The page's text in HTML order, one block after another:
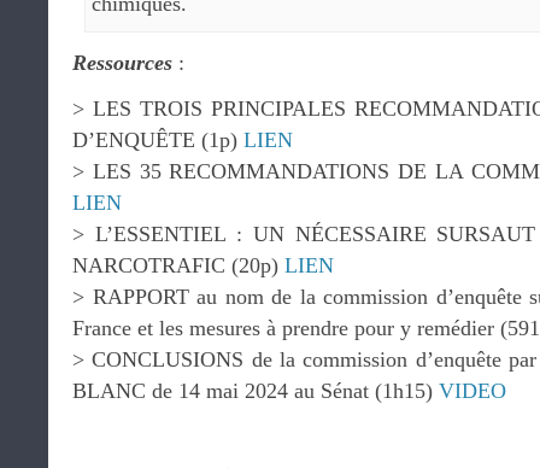
Ressources :
> LES TROIS PRINCIPALES
D’ENQUÊTE (1p) LIEN
> LES 35 RECOMMANDATIONS DE LA
LIEN
> L’ESSENTIEL : UN NÉCESSAIRE
NARCOTRAFIC (20p) LIEN
> RAPPORT au nom de la commission d’enquête
France et les mesures à prendre pour y remédier
> CONCLUSIONS de la commission d’enquête
BLANC de 14 mai 2024 au Sénat (1h15) VIDEO